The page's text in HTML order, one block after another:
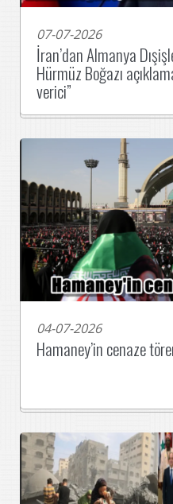
07-07-2026
İran’dan Almanya
Hürmüz Boğazı
verici”
04-07-2026
Hamaney’in cenaze